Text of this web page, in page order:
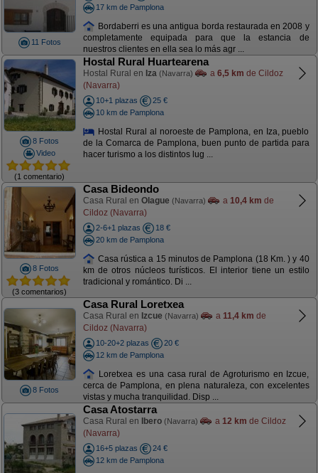
11 Fotos
17 km de Pamplona
Bordaberri es una antigua borda restaurada en 2008 y
completamente equipada para que la estancia de
nuestros clientes en ella sea lo más agr ...
8 Fotos
Video
(1 comentario)
Hostal Rural Huartearena
Hostal Rural en Iza (Navarra) a 6,5 km de Cildoz
(Navarra)
10+1 plazas
25 €
10 km de Pamplona
Hostal Rural al noroeste de Pamplona, en Iza, pueblo
de la Comarca de Pamplona, buen punto de partida para
hacer turismo a los distintos lug ...
8 Fotos
(3 comentarios)
Casa Bideondo
Casa Rural en Olague (Navarra) a 10,4 km de
Cildoz (Navarra)
2-6+1 plazas
18 €
20 km de Pamplona
Casa rústica a 15 minutos de Pamplona (18 Km. ) y 40
km de otros núcleos turísticos. El interior tiene un estilo
tradicional y romántico. Di ...
8 Fotos
Casa Rural Loretxea
Casa Rural en Izcue (Navarra) a 11,4 km de
Cildoz (Navarra)
10-20+2 plazas
20 €
12 km de Pamplona
Loretxea es una casa rural de Agroturismo en Izcue,
cerca de Pamplona, en plena naturaleza, con excelentes
vistas y mucha tranquilidad. Disp ...
Casa Atostarra
Casa Rural en Ibero (Navarra) a 12 km de Cildoz
(Navarra)
16+5 plazas
24 €
12 km de Pamplona